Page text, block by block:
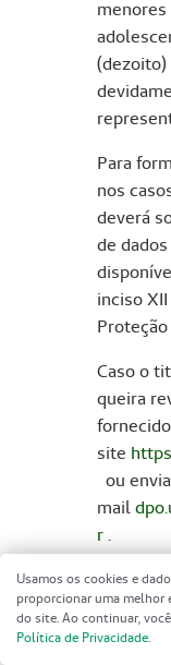
menores
(dezoito)
Para
nos
deverá
de
inciso
Caso o
queira
site
ou
mail
r.
A
Usamos os cookies e
proporcionar uma melhor
do site. Ao continuar,
Política de Privacidade.